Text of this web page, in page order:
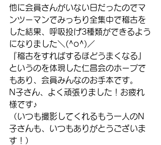
他に会員さんがいない日だったのでマ
ンツーマンでみっちり全集中で稽古を
した結果、呼吸投げ3種類ができるよう
になりました＼(^o^)／
『稽古をすればするほどうまくなる』
というのを体現した仁昌会のホープで
もあり、会員みんなのお手本です。
N子さん、よく頑張りました！お疲れ
様です♪
（いつも撮影してくれるもう一人のN
子さんも、いつもありがとうございま
す！）